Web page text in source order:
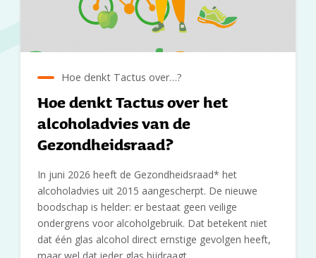
Hoe denkt Tactus over…?
Hoe denkt Tactus over het
alcoholadvies van de
Gezondheidsraad?
In juni 2026 heeft de Gezondheidsraad* het
alcoholadvies uit 2015 aangescherpt. De nieuwe
boodschap is helder: er bestaat geen veilige
ondergrens voor alcoholgebruik. Dat betekent niet
dat één glas alcohol direct ernstige gevolgen heeft,